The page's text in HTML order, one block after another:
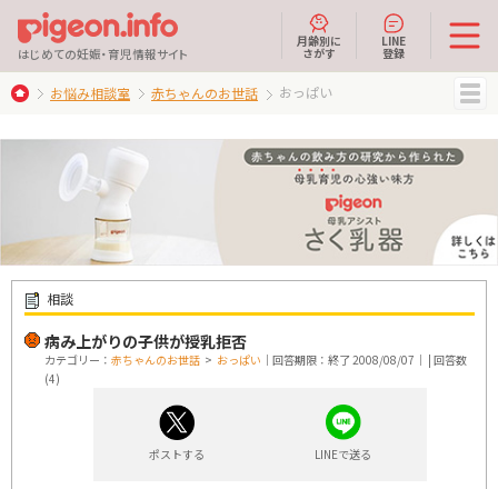
はじめての妊娠・育児情報サイト
月齢別に
さがす
LINE
登録
お悩み相談室 赤ちゃんのお世話 おっぱい
相談
病み上がりの子供が授乳拒否
カテゴリー： 赤ちゃんのお世話 > おっぱい ｜回答期限：終了 2008/08/07｜ | 回答数
(4)
ポストする LINEで送る